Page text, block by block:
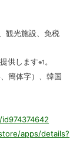
光施設、免税
供します※1 。
簡体字）、韓国
apps/details?